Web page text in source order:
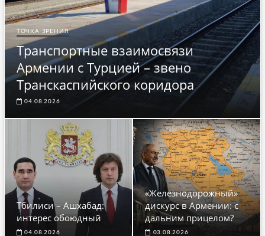
ТОЧКА ЗРЕНИЯ
Транспортные взаимосвязи
Армении с Турцией – звено
Транскаспийского коридора
04.08.2026
Тбилиси – Ашхабад:
интерес обоюдный
04.08.2026
«Железнодорожный»
дискурс в Армении: с
дальним прицелом?
03.08.2026